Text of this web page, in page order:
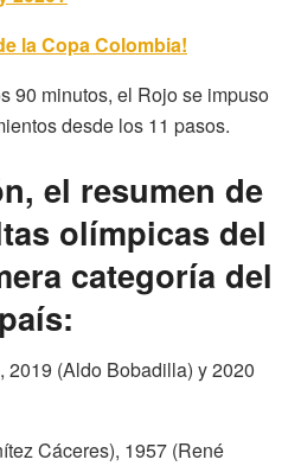
la Copa Colombia!
90 minutos, el Rojo se impuso
desde los 11 pasos.
el resumen de
olímpicas del
categoría del
2019 (Aldo Bobadilla) y 2020
Cáceres), 1957 (René